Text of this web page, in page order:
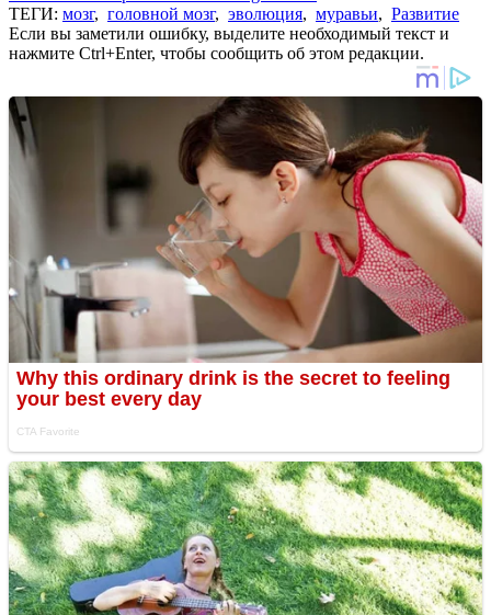
ТЕГИ: мозг, головной мозг, эволюция, муравьи, Развитие
Если вы заметили ошибку, выделите необходимый текст и
нажмите Ctrl+Enter, чтобы сообщить об этом редакции.